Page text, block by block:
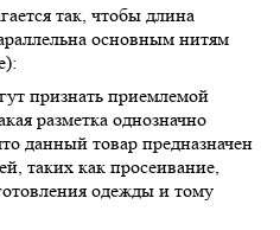
так, чтобы длина
основным нитям
признать приемлемой
разметка однозначно
данный товар предназначен
таких как просеивание,
одежды и тому